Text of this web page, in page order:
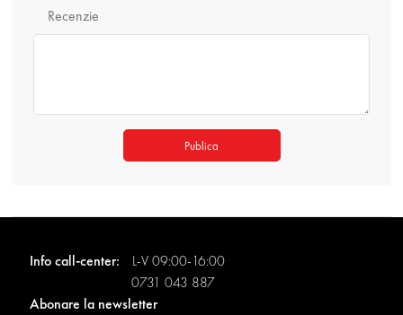
Recenzie
Publica
Info call-center:
L-V 09:00-16:00
0731 043 887
Abonare la newsletter